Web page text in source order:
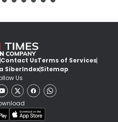
Contact UsTerms of Services
SiberIndexSitemap
Us